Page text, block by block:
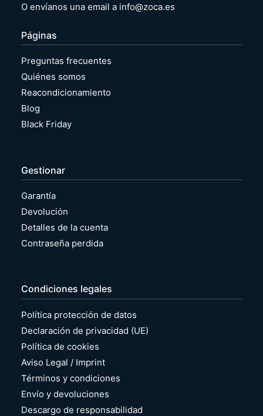
O envíanos una email a info@zoca.es
Páginas
Preguntas frecuentes
Quiénes somos
Reacondicionamiento
Blog
Black Friday
Gestionar
Garantía
Devolución
Detalles de la cuenta
Contraseña perdida
Condiciones legales
Política protección de datos
Declaración de privacidad (UE)
Política de cookies
Aviso Legal / Imprint
Términos y condiciones
Envío y devoluciones
Descargo de responsabilidad